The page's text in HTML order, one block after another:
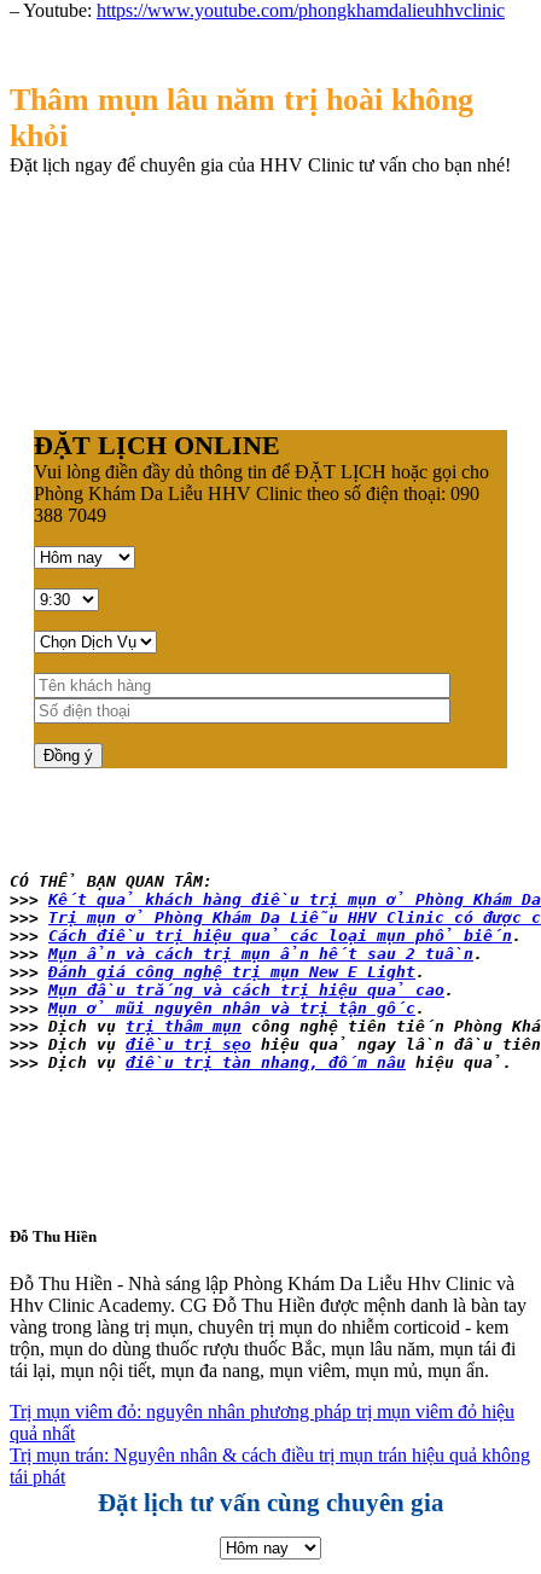
– Youtube: https://www.youtube.com/phongkhamdalieuhhvclinic
Thâm mụn lâu năm trị hoài không
khỏi
Đặt lịch ngay để chuyên gia của HHV Clinic tư vấn cho bạn nhé!
ĐẶT LỊCH ONLINE
Vui lòng điền đầy dủ thông tin để ĐẶT LỊCH hoặc gọi cho
Phòng Khám Da Liễu HHV Clinic theo số điện thoại: 090
388 7049
>>> Kết quả khách hàng điều trị mụn ở Phòng Khám
>>> Trị mụn ở Phòng Khám Da Liễu HHV Clinic có được
>>> Cách điều trị hiệu quả các loại mụn phổ biến .
>>> Mụn ẩn và cách trị mụn ẩn hết sau 2 tuần .
>>> Đánh giá công nghệ trị mụn New E Light.
>>> Mụn đầu trắng và cách trị hiệu quả cao.
>>> Mụn ở mũi nguyên nhân và trị tận gốc.
>>> Dịch vụ trị thâm mụn công nghệ tiên tiến Phòng
>>> Dịch vụ điều trị sẹo hiệu quả ngay lần đầu
>>> Dịch vụ điều trị tàn nhang, đốm nâu hiệu quả.
Đỗ Thu Hiền
Đỗ Thu Hiền - Nhà sáng lập Phòng Khám Da Liễu Hhv Clinic và
Hhv Clinic Academy. CG Đỗ Thu Hiền được mệnh danh là bàn tay
vàng trong làng trị mụn, chuyên trị mụn do nhiễm corticoid - kem
trộn, mụn do dùng thuốc rượu thuốc Bắc, mụn lâu năm, mụn tái đi
tái lại, mụn nội tiết, mụn đa nang, mụn viêm, mụn mủ, mụn ẩn.
Trị mụn viêm đỏ: nguyên nhân phương pháp trị mụn viêm đỏ hiệu
quả nhất
Trị mụn trán: Nguyên nhân & cách điều trị mụn trán hiệu quả không
tái phát
Đặt lịch tư vấn cùng chuyên gia